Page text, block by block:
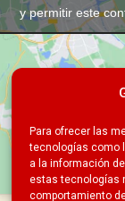
Para ofrecer las
tecnologías como
a la información
estas tecnologías
comportamiento
y permitir este